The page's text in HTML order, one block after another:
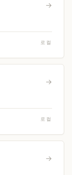
→
로컬
→
로컬
→